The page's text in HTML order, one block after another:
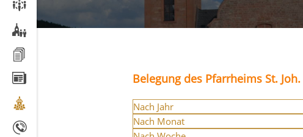
Belegung des Pfarrheims St.
Nach Jahr
Nach Monat